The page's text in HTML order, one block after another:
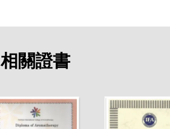
相關證書